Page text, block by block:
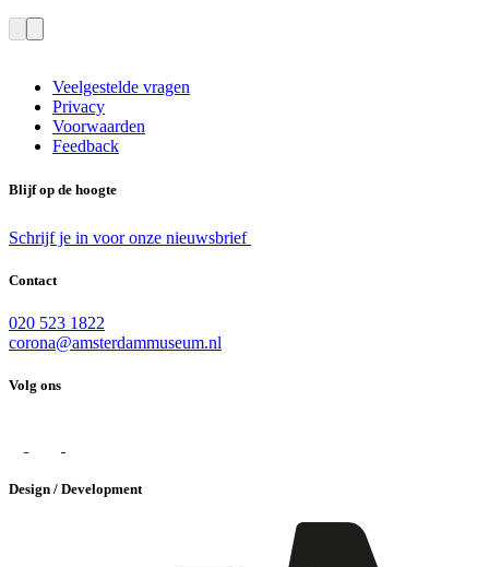
Veelgestelde vragen
Privacy
Voorwaarden
Feedback
Blijf op de hoogte
Schrijf je in voor onze nieuwsbrief
Contact
020 523 1822
corona@amsterdammuseum.nl
Volg ons
Design / Development